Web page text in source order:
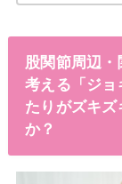
股関節周辺
考える「ジョ
たりがズキ
か？